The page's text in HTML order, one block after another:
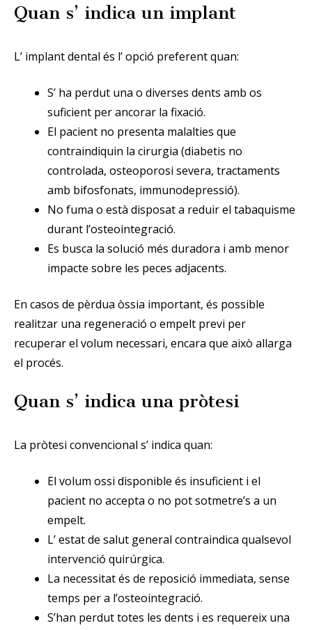
Quan s’ indica un implant
L’ implant dental és l’ opció preferent quan:
S’ ha perdut una o diverses dents amb os
suficient per ancorar la fixació.
El pacient no presenta malalties que
contraindiquin la cirurgia (diabetis no
controlada, osteoporosi severa, tractaments
amb bifosfonats, immunodepressió).
No fuma o està disposat a reduir el tabaquisme
durant l’osteointegració.
Es busca la solució més duradora i amb menor
impacte sobre les peces adjacents.
En casos de pèrdua òssia important, és possible
realitzar una regeneració o empelt previ per
recuperar el volum necessari, encara que això allarga
el procés.
Quan s’ indica una pròtesi
La pròtesi convencional s’ indica quan:
El volum ossi disponible és insuficient i el
pacient no accepta o no pot sotmetre’s a un
empelt.
L’ estat de salut general contraindica qualsevol
intervenció quirúrgica.
La necessitat és de reposició immediata, sense
temps per a l’osteointegració.
S’han perdut totes les dents i es requereix una